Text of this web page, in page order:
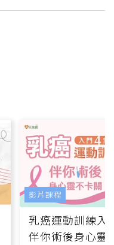
乳癌運動訓練入
伴你術後身心靈
影片課程